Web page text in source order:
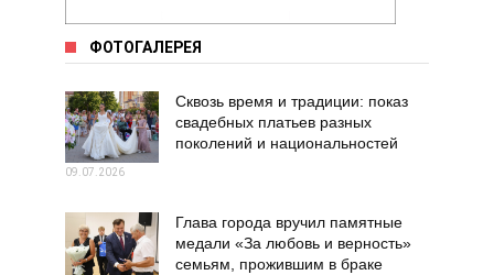
ФОТОГАЛЕРЕЯ
Сквозь время и традиции: показ
свадебных платьев разных
поколений и национальностей
09.07.2026
Глава города вручил памятные
медали «За любовь и верность»
семьям, прожившим в браке